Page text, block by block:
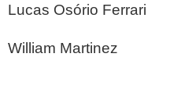
Lucas Osório Ferrari
William Martinez